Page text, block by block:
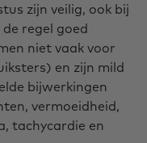
zijn veilig, ook bij
regel goed
niet vaak voor
en zijn mild
bijwerkingen
vermoeidheid,
tachycardie en